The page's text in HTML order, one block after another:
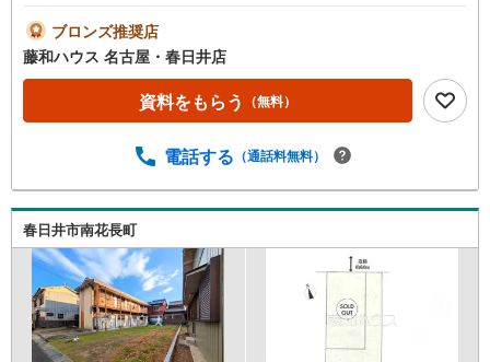
ブロンズ推奨店
藤和ハウス 名古屋・春日井店
資料をもらう （無料）
電話する （通話料無料）
春日井市南花長町